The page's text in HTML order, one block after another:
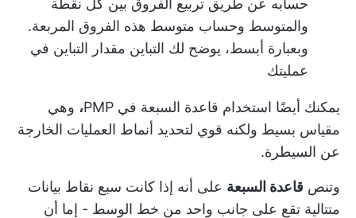
حسابه عن طريق تربيع الفروق بين كل نقطة
والمتوسط وحساب متوسط هذه الفروق المربعة.
وبعبارة أبسط، يوضح لك التباين مقدار التباين في
عمليتك
يمكنك أيضًا استخدام قاعدة السبعة في PMP ، وهي
مقياس بسيط ولكنه قوي لتحديد أنماط العمليات الخارجة
عن السيطرة.
وتنص قاعدة السبعة على أنه إذا كانت سبع نقاط بيانات
متتالية تقع على جانب واحد من خط الوسط - إما أن